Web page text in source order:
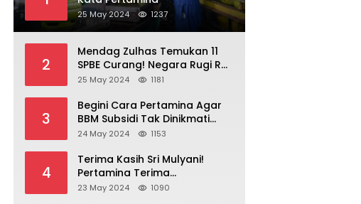
25 May 2024 1237
2
Mendag Zulhas Temukan 11
SPBE Curang! Negara Rugi Rp
18,7 Miliar/ Tahun
25 May 2024 1181
3
Begini Cara Pertamina Agar
BBM Subsidi Tak Dinikmati
Orang Kaya!
24 May 2024 1153
4
Terima Kasih Sri Mulyani!
Pertamina Terima
Kompensasi BBM Rp 43,52
23 May 2024 1090